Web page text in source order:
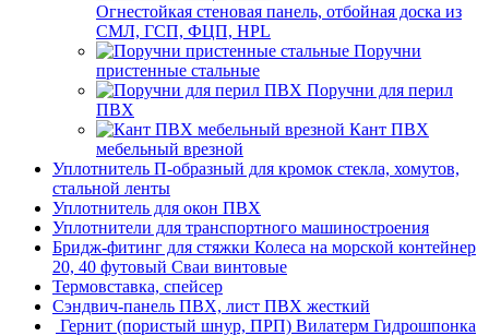
Огнестойкая стеновая панель, отбойная доска из
СМЛ, ГСП, ФЦП, HPL
Поручни
пристенные стальные
Поручни для перил
ПВХ
Кант ПВХ
мебельный врезной
Уплотнитель П-образный для кромок стекла, хомутов,
стальной ленты
Уплотнитель для окон ПВХ
Уплотнители для транспортного машиностроения
Бридж-фитинг для стяжки Колеса на морской контейнер
20, 40 футовый Сваи винтовые
Термовставка, спейсер
Сэндвич-панель ПВХ, лист ПВХ жесткий
Гернит (пористый шнур, ПРП) Вилатерм Гидрошпонка